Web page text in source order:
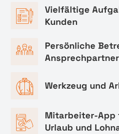
Vielfältige
Kunden
Persönliche
Ansprechpartner
Werkzeug und
Mitarbeiter-App
Urlaub und